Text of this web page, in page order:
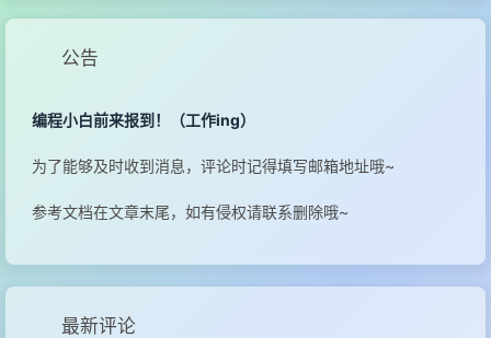
公告
编程小白前来报到！（工作ing）
为了能够及时收到消息，评论时记得填写邮箱地址哦~
参考文档在文章末尾，如有侵权请联系删除哦~
最新评论